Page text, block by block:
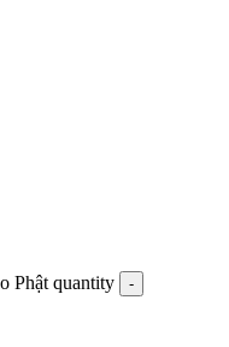
Phật quantity